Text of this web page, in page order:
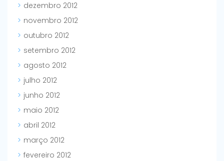
dezembro 2012
novembro 2012
outubro 2012
setembro 2012
agosto 2012
julho 2012
junho 2012
maio 2012
abril 2012
março 2012
fevereiro 2012